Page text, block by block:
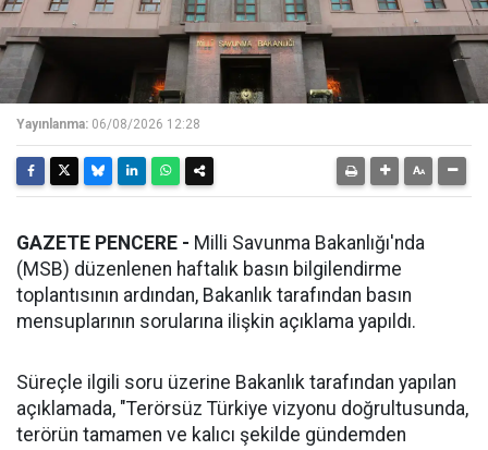
Yayınlanma: 06/08/2026 12:28
GAZETE PENCERE - Milli Savunma Bakanlığı'nda
(MSB) düzenlenen haftalık basın bilgilendirme
toplantısının ardından, Bakanlık tarafından basın
mensuplarının sorularına ilişkin açıklama yapıldı.
Süreçle ilgili soru üzerine Bakanlık tarafından yapılan
açıklamada, "Terörsüz Türkiye vizyonu doğrultusunda,
terörün tamamen ve kalıcı şekilde gündemden